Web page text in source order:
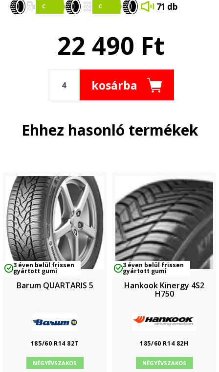
71 db
22 490 Ft
kosárba
Ehhez hasonló termékek
3 éven belül frissen
gyártott gumi
Barum QUARTARIS 5
185/60 R14 82T
NÉGYÉVSZAKOS
3 éven belül frissen
gyártott gumi
Hankook Kinergy 4S2
H750
185/60 R14 82H
NÉGYÉVSZAKOS